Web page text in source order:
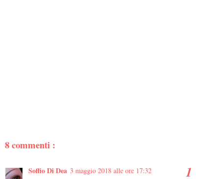
8 commenti :
Soffio Di Dea 3 maggio 2018 alle ore 17:32